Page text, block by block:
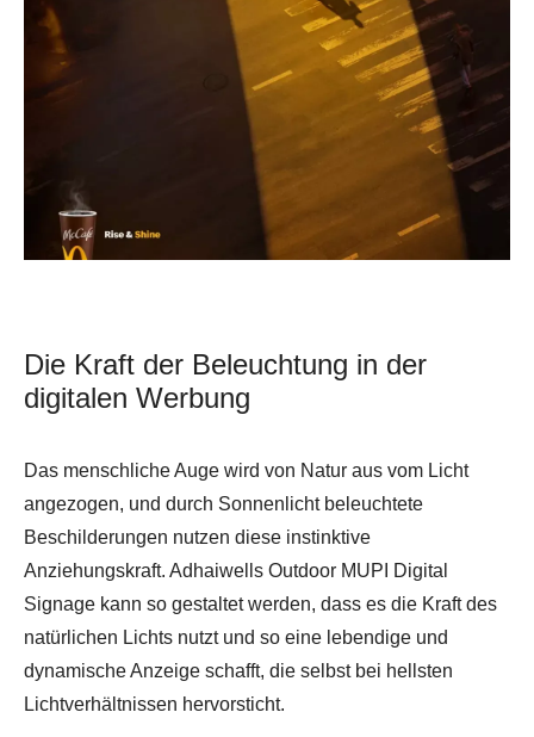
Die Kraft der Beleuchtung in der
digitalen Werbung
Das menschliche Auge wird von Natur aus vom Licht
angezogen, und durch Sonnenlicht beleuchtete
Beschilderungen nutzen diese instinktive
Anziehungskraft. Adhaiwells Outdoor MUPI Digital
Signage kann so gestaltet werden, dass es die Kraft des
natürlichen Lichts nutzt und so eine lebendige und
dynamische Anzeige schafft, die selbst bei hellsten
Lichtverhältnissen hervorsticht.